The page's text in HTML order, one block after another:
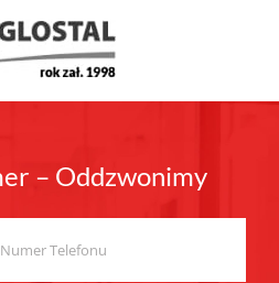
– Oddzwonimy